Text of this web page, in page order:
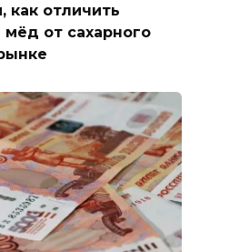
как отличить
от сахарного